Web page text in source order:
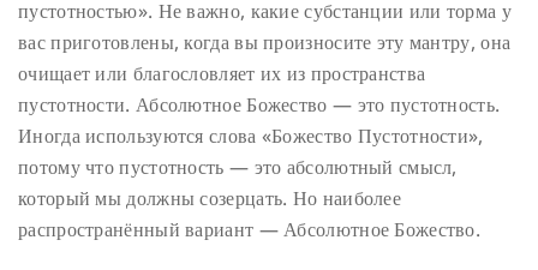
пустотностью». Не важно, какие субстанции или торма у
вас приготовлены, когда вы произносите эту мантру, она
очищает или благословляет их из пространства
пустотности. Абсолютное Божество — это пустотность.
Иногда используются слова «Божество Пустотности»,
потому что пустотность — это абсолютный смысл,
который мы должны созерцать. Но наиболее
распространённый вариант — Абсолютное Божество.